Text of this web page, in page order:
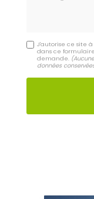
J'autorise ce site
dans ce
demande.
données